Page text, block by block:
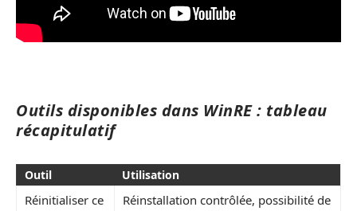
Outils disponibles dans WinRE : tableau
récapitulatif
Outil Utilisation
Réinitialiser ce
Réinstallation contrôlée, possibilité de